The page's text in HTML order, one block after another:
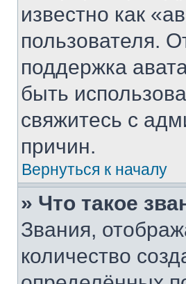
известно как
пользователя.
поддержка
быть
свяжитесь с
причин.
Вернуться к началу
» Что такое
Звания,
количество